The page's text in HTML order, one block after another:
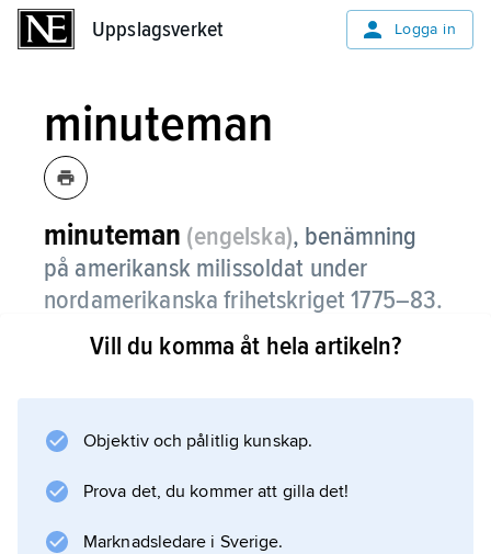
Uppslagsverket Logga in
minuteman
minuteman (engelska), benämning
på amerikansk milissoldat under
nordamerikanska frihetskriget 1775–83.
Dessa milissoldater skulle vara beredda att gå
verkligt prov var i slagen vid Lexington och
Vill du komma åt hela artikeln?
Objektiv och pålitlig kunskap.
Prova det, du kommer att gilla det!
Marknadsledare i Sverige.